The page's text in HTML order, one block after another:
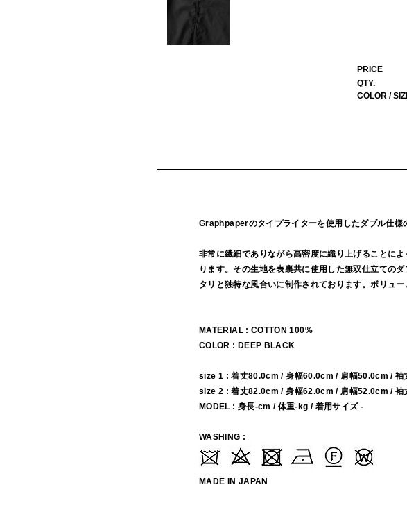
PRICE
QTY.
COLOR /
Graphpaperのタイプライターを使用したダブル仕様
非常に繊細でありながら高密度に織り上げることに
ります。その生地を表裏共に使用した無双仕立ての
タリと独特な風合いに制作されております。ボリュ
MATERIAL : COTTON 100%
COLOR : DEEP BLACK
size 1 : 着丈80.0cm / 身幅60.0cm / 肩幅50.0cm / 袖
size 2 : 着丈82.0cm / 身幅62.0cm / 肩幅52.0cm / 袖
MODEL : 身長-cm / 体重-kg / 着用サイズ -
WASHING :
MADE IN JAPAN